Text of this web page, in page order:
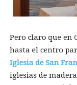
Pero claro que en
hasta el centro
Iglesia de San
iglesias de